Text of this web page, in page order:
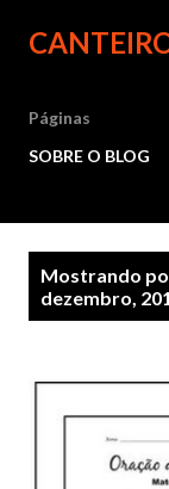
Páginas
SOBRE O BLOG
Mostrando
dezembro,